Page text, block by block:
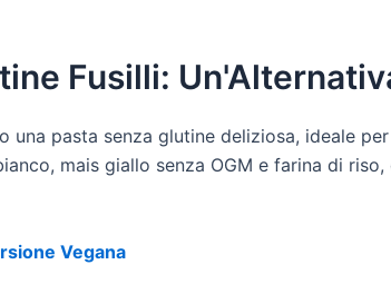
Fusilli:
una pasta senza glutine deliziosa, ideale
mais giallo senza OGM e farina di
Vegana